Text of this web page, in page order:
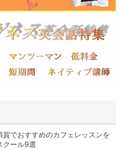
賀でおすすめのカフェレッスンを
クール9選